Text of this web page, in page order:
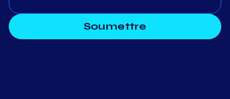
Soumettre